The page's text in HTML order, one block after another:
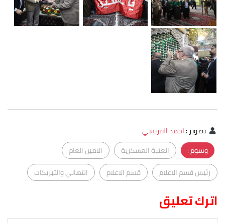
تصوير:احمد القريشي
وسوم :
العتبة العسكرية
الامين العام
رئيس قسم الاعلام
قسم الاعلام التهاني والتبريكات
اترك تعليق